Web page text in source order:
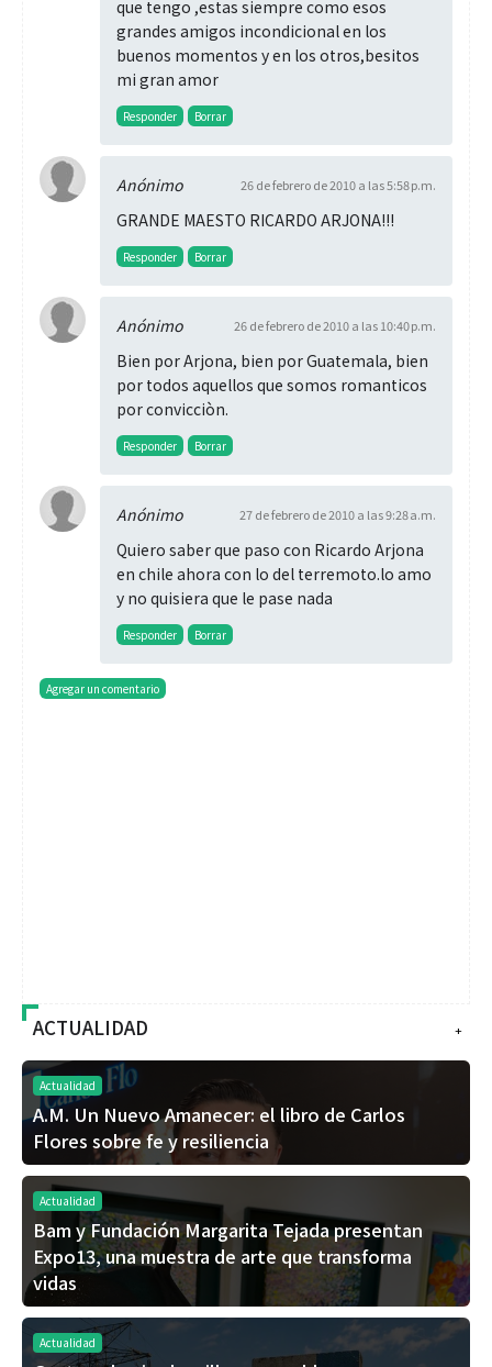
que tengo ,estas siempre como esos
grandes amigos incondicional en los
buenos momentos y en los otros,besitos
mi gran amor
Responder Borrar
Anónimo 26 de febrero de 2010 a las 5:58 p.m.
GRANDE MAESTO RICARDO ARJONA!!!
Responder Borrar
Anónimo 26 de febrero de 2010 a las 10:40 p.m.
Bien por Arjona, bien por Guatemala, bien
por todos aquellos que somos romanticos
por convicciòn.
Responder Borrar
Anónimo 27 de febrero de 2010 a las 9:28 a.m.
Quiero saber que paso con Ricardo Arjona
en chile ahora con lo del terremoto.lo amo
y no quisiera que le pase nada
Responder Borrar
Agregar un comentario
+
ACTUALIDAD
Actualidad
A.M. Un Nuevo Amanecer: el libro de Carlos
Flores sobre fe y resiliencia
Actualidad
Bam y Fundación Margarita Tejada presentan
Expo13, una muestra de arte que transforma
vidas
Actualidad